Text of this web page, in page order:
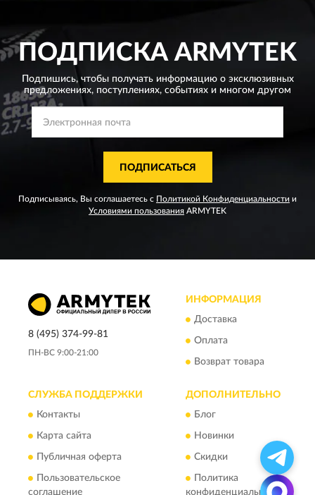
ПОДПИСКАARMYTEK
Подпишись, чтобы получать информацию о эксклюзивных
предложениях, поступлениях, событиях и многом другом
ПОДПИСАТЬСЯ
Подписываясь, Вы соглашаетесь с Политикой Конфиденциальности и
Условиями пользования ARMYTEK
8 (495) 374-99-81
ПН-ВС 9:00-21:00
ИНФОРМАЦИЯ
Доставка
Оплата
Возврат товара
СЛУЖБА ПОДДЕРЖКИ
Контакты
Карта сайта
Публичная оферта
Пользовательское
соглашение
ДОПОЛНИТЕЛЬНО
Блог
Новинки
Скидки
Политика
конфиденциальности